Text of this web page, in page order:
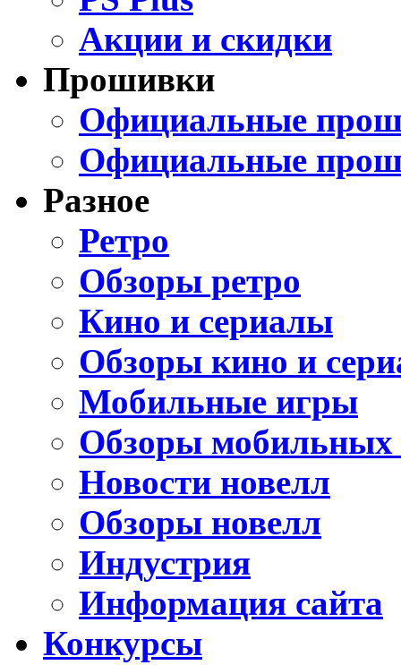
Акции и скидки
Прошивки
Официальные
Официальные
Разное
Ретро
Обзоры ретро
Кино и сериалы
Обзоры кино и
Мобильные игры
Обзоры мобильных
Новости новелл
Обзоры новелл
Индустрия
Информация сайта
Конкурсы